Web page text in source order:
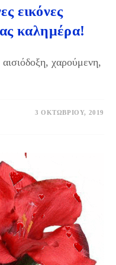
εικόνες
καλημέρα!
χαρούμενη,
3 ΟΚΤΩΒΡΊΟΥ, 2019